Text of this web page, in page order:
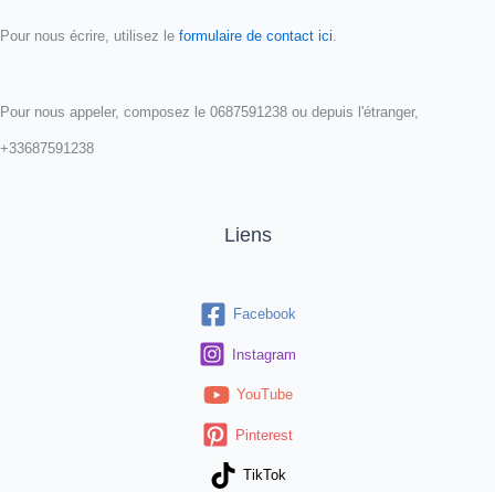
Pour nous écrire, utilisez le formulaire de contact ici
Pour nous appeler, composez le 0687591238 ou depuis l'étranger,
+33687591238
Liens
Facebook
Instagram
YouTube
Pinterest
TikTok